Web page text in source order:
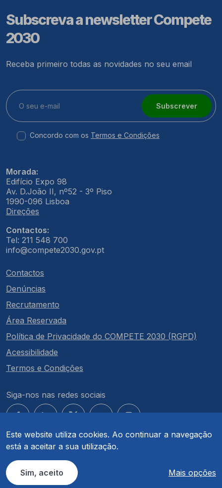
Este website utiliza cookies. Ao continuar a navegação
está a aceitar a sua utilização.
Sim, aceito Mais opções
Subscreva a newsletter Compete
2030
Receba primeiro todas as novidades no seu email
Subscrever
Concordo com os Termos e Condições
Morada:
Edifício Expo 98
Av. D.João II, nº52 - 3º Piso
1990-096 Lisboa
Direções
Contactos:
Tel: 211 548 700
info@compete2030.gov.pt
Contactos
Denúncias
Recrutamento
Área Reservada
Política de Privacidade do COMPETE 2030 (RGPD)
Acessibilidade
Termos e Condições
Siga-nos nas redes sociais
© COMPETE 2030. Todos os direitos reservados.